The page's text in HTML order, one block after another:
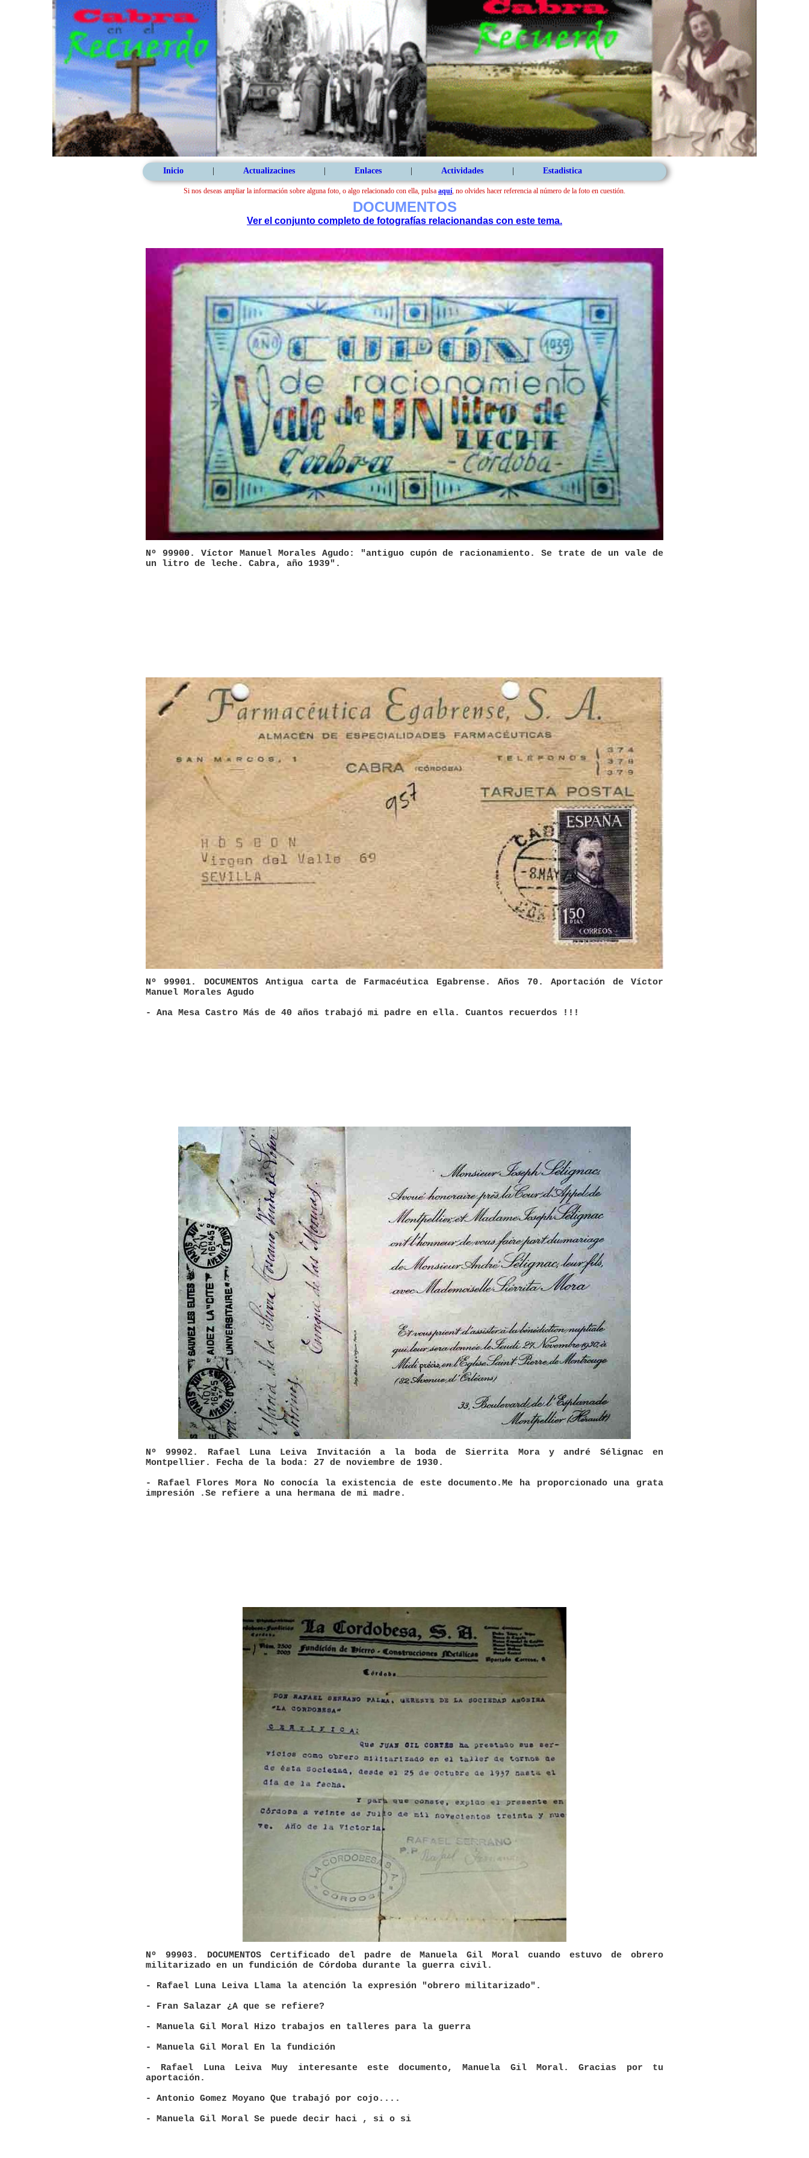
Inicio Actualizacines Enlaces Actividades Estadistica
Si nos deseas ampliar la información sobre alguna foto, o algo relacionado con ella, pulsa aquí, no olvides hacer referencia al número de la foto en cuestión.
DOCUMENTOS
Ver el conjunto completo de fotografías relacionandas con este tema.
Nº 99900. Víctor Manuel Morales Agudo: "antiguo cupón de racionamiento. Se trate de un vale de
un litro de leche. Cabra, año 1939".
Nº 99901. DOCUMENTOS Antigua carta de Farmacéutica Egabrense. Años 70. Aportación de Víctor
Manuel Morales Agudo
- Ana Mesa Castro Más de 40 años trabajó mi padre en ella. Cuantos recuerdos !!!
Nº 99902. Rafael Luna Leiva Invitación a la boda de Sierrita Mora y andré Sélignac en
Montpellier. Fecha de la boda: 27 de noviembre de 1930.
- Rafael Flores Mora No conocía la existencia de este documento.Me ha proporcionado una grata
impresión .Se refiere a una hermana de mi madre.
Nº 99903. DOCUMENTOS Certificado del padre de Manuela Gil Moral cuando estuvo de obrero
militarizado en un fundición de Córdoba durante la guerra civil.
- Rafael Luna Leiva Llama la atención la expresión "obrero militarizado".
- Fran Salazar ¿A que se refiere?
- Manuela Gil Moral Hizo trabajos en talleres para la guerra
- Manuela Gil Moral En la fundición
- Rafael Luna Leiva Muy interesante este documento, Manuela Gil Moral. Gracias por tu
aportación.
- Antonio Gomez Moyano Que trabajó por cojo....
- Manuela Gil Moral Se puede decir haci , si o si